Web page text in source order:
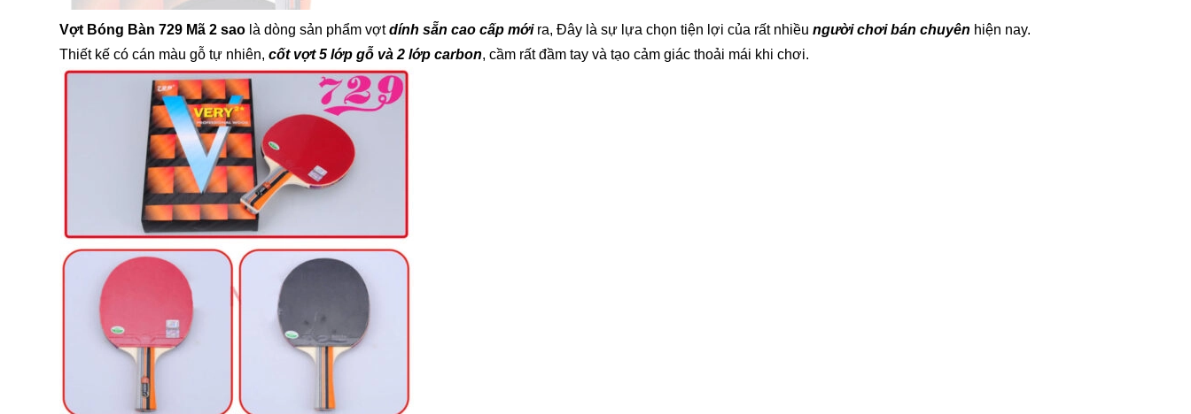
Vợt Bóng Bàn 729 Mã 2 sao là dòng sản phẩm vợtdính sẵn cao cấp mới ra, Đây là sự lựa chọn tiện lợi của rất nhiều người chơi bán chuyên hiện nay.
Thiết kế có cán màu gỗ tự nhiên, cốt vợt 5 lớp gỗ và 2 lớp carbon, cầm rất đầm tay và tạo cảm giác thoải mái khi chơi.